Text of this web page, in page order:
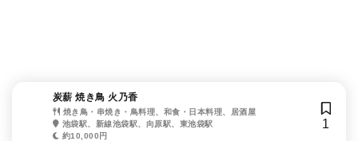
炭薪 焼き鳥 火乃香
焼き鳥・串焼き・鳥料理、和食・日本料理、居酒屋
池袋駅、新線池袋駅、向原駅、東池袋駅
約10,000円
1